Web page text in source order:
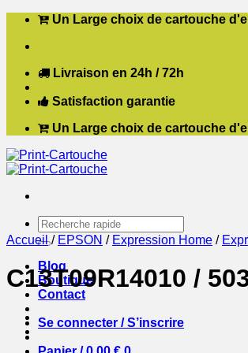
Passer
contenu
Un Large choix de cartouche
Livraison en 24h / 72h
Satisfaction garantie
Un Large choix de cartouche
Recherche
pour :
Blog
Boutique
Contact
Se connecter / S’inscrire
Accueil / EPSON / Expression Home /
C13T09R14010 /